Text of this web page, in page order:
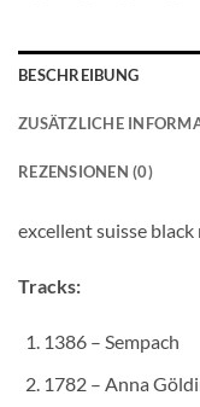
BESCHREIBUNG
ZUSÄTZLICHE
REZENSIONEN (0)
excellent suisse
Tracks:
1386 – Sempach
1782 – Anna